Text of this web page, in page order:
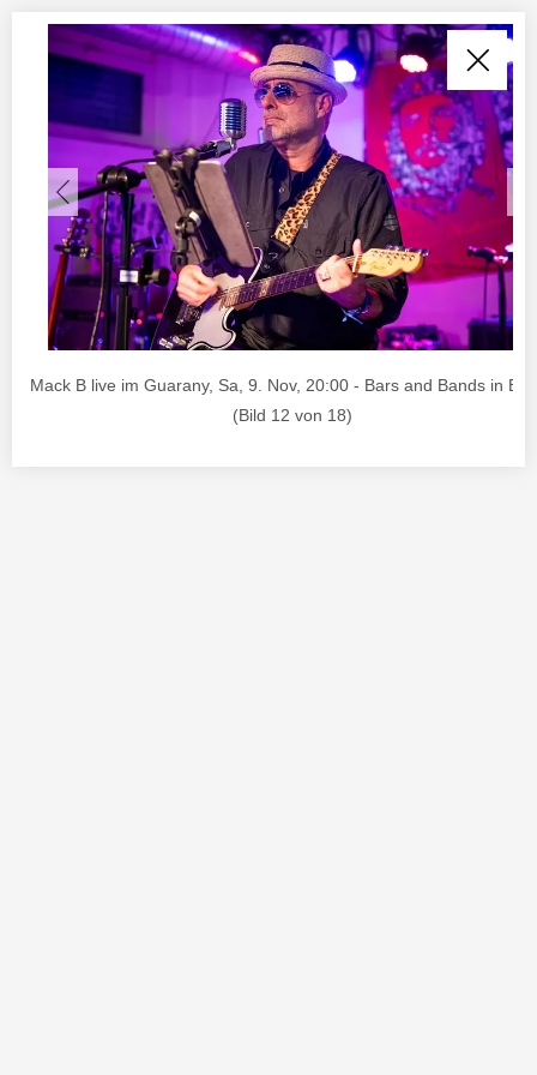
Mack B live im Guarany, Sa, 9. Nov, 20:00 - Bars and Bands in
(Bild 12 von 18)